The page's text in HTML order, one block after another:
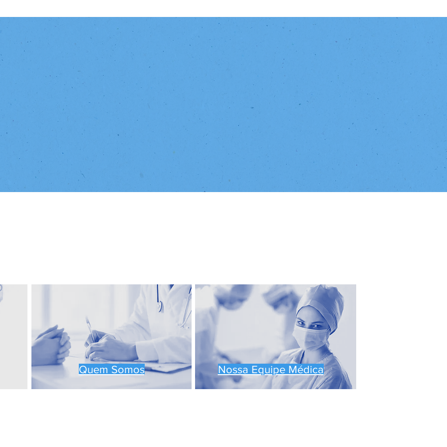
para agendar uma reunião
conhecer o nosso Programa
Quem Somos Nossa Equipe Médica